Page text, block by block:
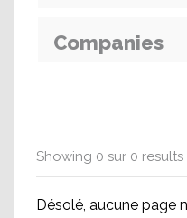
Showing 0 sur 0 results
Désolé, aucune page
Companies